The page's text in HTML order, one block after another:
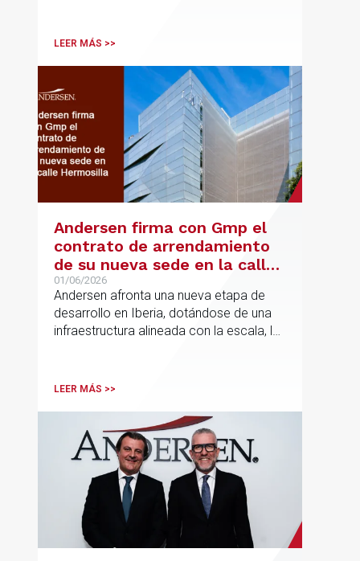
jurídico y académico
LEER MÁS >>
Andersen firma con Gmp el
contrato de arrendamiento
de su nueva sede en la calle
Hermosilla
01/06/2026
Andersen afronta una nueva etapa de
desarrollo en Iberia, dotándose de una
infraestructura alineada con la escala, la
LEER MÁS >>